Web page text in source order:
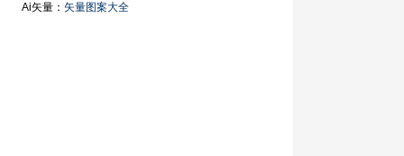
Ai矢量： 矢量图案大全